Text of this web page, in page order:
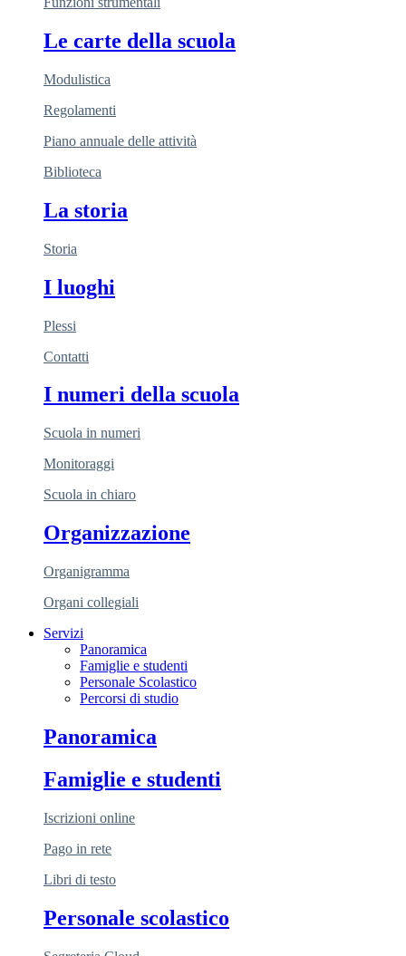
Le carte della scuola
Modulistica
Regolamenti
Piano annuale delle attività
Biblioteca
La storia
Storia
I luoghi
Plessi
Contatti
I numeri della scuola
Scuola in numeri
Monitoraggi
Scuola in chiaro
Organizzazione
Organigramma
Organi collegiali
Servizi
Panoramica
Famiglie e studenti
Personale Scolastico
Percorsi di studio
Panoramica
Famiglie e studenti
Iscrizioni online
Pago in rete
Libri di testo
Personale scolastico